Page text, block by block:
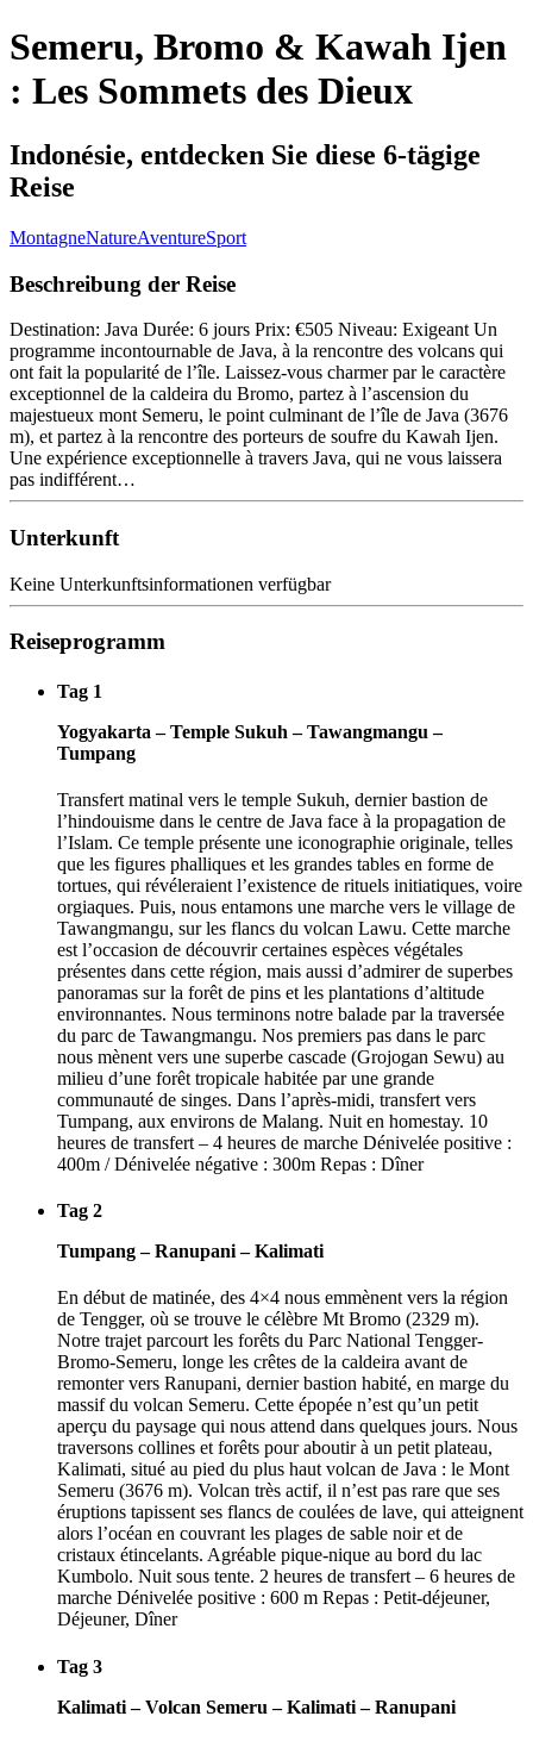
Semeru, Bromo & Kawah Ijen
: Les Sommets des Dieux
Indonésie, entdecken Sie diese 6-tägige
Reise
MontagneNatureAventureSport
Beschreibung der Reise
Destination: Java Durée: 6 jours Prix: €505 Niveau: Exigeant Un
programme incontournable de Java, à la rencontre des volcans qui
ont fait la popularité de l’île. Laissez-vous charmer par le caractère
exceptionnel de la caldeira du Bromo, partez à l’ascension du
majestueux mont Semeru, le point culminant de l’île de Java (3676
m), et partez à la rencontre des porteurs de soufre du Kawah Ijen.
Une expérience exceptionnelle à travers Java, qui ne vous laissera
pas indifférent…
Unterkunft
Keine Unterkunftsinformationen verfügbar
Reiseprogramm
Tag 1
Yogyakarta – Temple Sukuh – Tawangmangu –
Tumpang
Transfert matinal vers le temple Sukuh, dernier bastion de
l’hindouisme dans le centre de Java face à la propagation de
l’Islam. Ce temple présente une iconographie originale, telles
que les figures phalliques et les grandes tables en forme de
tortues, qui révéleraient l’existence de rituels initiatiques, voire
orgiaques. Puis, nous entamons une marche vers le village de
Tawangmangu, sur les flancs du volcan Lawu. Cette marche
est l’occasion de découvrir certaines espèces végétales
présentes dans cette région, mais aussi d’admirer de superbes
panoramas sur la forêt de pins et les plantations d’altitude
environnantes. Nous terminons notre balade par la traversée
du parc de Tawangmangu. Nos premiers pas dans le parc
nous mènent vers une superbe cascade (Grojogan Sewu) au
milieu d’une forêt tropicale habitée par une grande
communauté de singes. Dans l’après-midi, transfert vers
Tumpang, aux environs de Malang. Nuit en homestay. 10
heures de transfert – 4 heures de marche Dénivelée positive :
400m / Dénivelée négative : 300m Repas : Dîner
Tag 2
Tumpang – Ranupani – Kalimati
En début de matinée, des 4×4 nous emmènent vers la région
de Tengger, où se trouve le célèbre Mt Bromo (2329 m).
Notre trajet parcourt les forêts du Parc National Tengger-
Bromo-Semeru, longe les crêtes de la caldeira avant de
remonter vers Ranupani, dernier bastion habité, en marge du
massif du volcan Semeru. Cette épopée n’est qu’un petit
aperçu du paysage qui nous attend dans quelques jours. Nous
traversons collines et forêts pour aboutir à un petit plateau,
Kalimati, situé au pied du plus haut volcan de Java : le Mont
Semeru (3676 m). Volcan très actif, il n’est pas rare que ses
éruptions tapissent ses flancs de coulées de lave, qui atteignent
alors l’océan en couvrant les plages de sable noir et de
cristaux étincelants. Agréable pique-nique au bord du lac
Kumbolo. Nuit sous tente. 2 heures de transfert – 6 heures de
marche Dénivelée positive : 600 m Repas : Petit-déjeuner,
Déjeuner, Dîner
Tag 3
Kalimati – Volcan Semeru – Kalimati – Ranupani